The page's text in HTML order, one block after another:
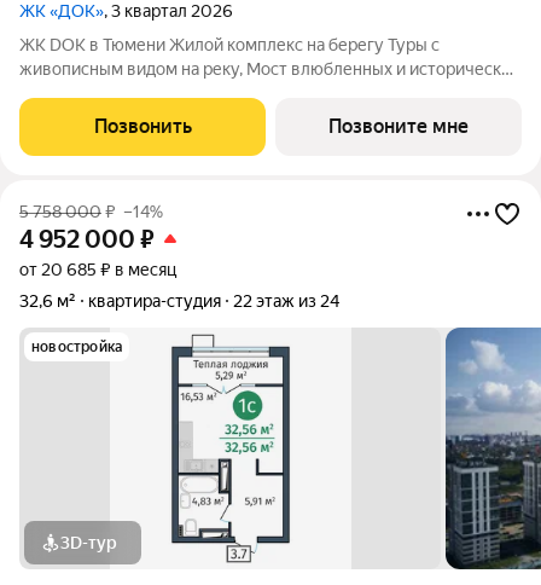
ЖК «ДОК», 3 квартал 2026
ЖК DOK в Тюмени Жилой комплекс на берегу Туры с
живописным видом на реку, Мост влюбленных и исторический
принципиально новой организацией общественных зон. Три
лепестка здания сходятся в большое
Позвонить Позвоните мне
5 758 000₽ –14%
4 952 000 ₽
от 20 685 ₽ в месяц
32,6 м²
квартира-студия 22 этаж из 24
новостройка
3D-тур